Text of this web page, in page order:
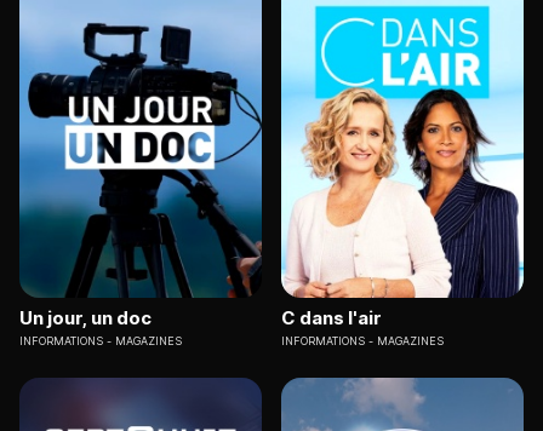
Un jour, un doc
INFORMATIONS MAGAZINES
C dans l'air
INFORMATIONS MAGAZINES